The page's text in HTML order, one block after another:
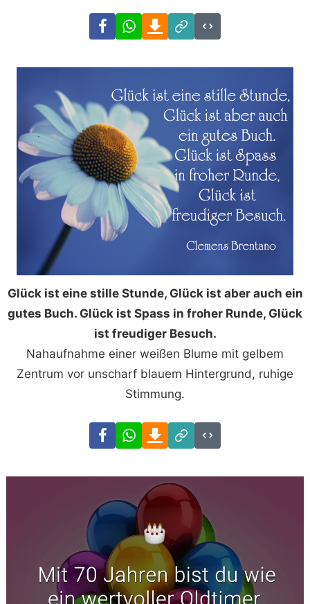
FacebookWhatsAppDownload
Link
Code
Glück ist eine stille Stunde, Glück ist aber auch ein
gutes Buch. Glück ist Spass in froher Runde, Glück
ist freudiger Besuch.
Nahaufnahme einer weißen Blume mit gelbem
Zentrum vor unscharf blauem Hintergrund, ruhige
Stimmung.
FacebookWhatsAppDownload
Link
Code